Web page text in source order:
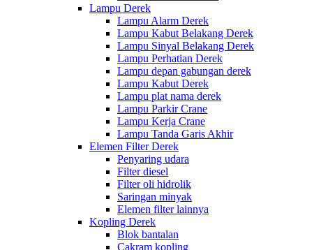
Lampu Derek
Lampu Alarm Derek
Lampu Kabut Belakang Derek
Lampu Sinyal Belakang Derek
Lampu Perhatian Derek
Lampu depan gabungan derek
Lampu Kabut Derek
Lampu plat nama derek
Lampu Parkir Crane
Lampu Kerja Crane
Lampu Tanda Garis Akhir
Elemen Filter Derek
Penyaring udara
Filter diesel
Filter oli hidrolik
Saringan minyak
Elemen filter lainnya
Kopling Derek
Blok bantalan
Cakram kopling